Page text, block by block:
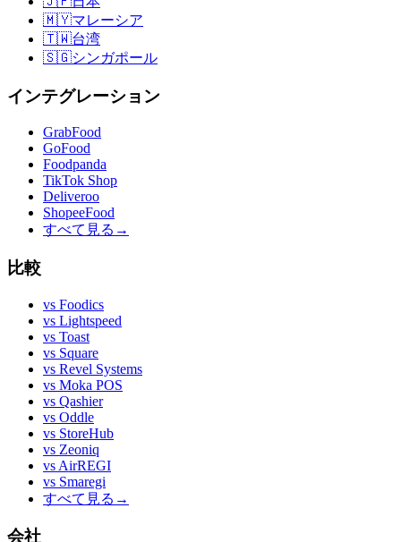
🇲🇾マレーシア
🇹🇼台湾
🇸🇬シンガポール
インテグレーション
GrabFood
GoFood
Foodpanda
TikTok Shop
Deliveroo
ShopeeFood
すべて見る →
比較
vs Foodics
vs Lightspeed
vs Toast
vs Square
vs Revel Systems
vs Moka POS
vs Qashier
vs Oddle
vs StoreHub
vs Zeoniq
vs AirREGI
vs Smaregi
すべて見る →
会社